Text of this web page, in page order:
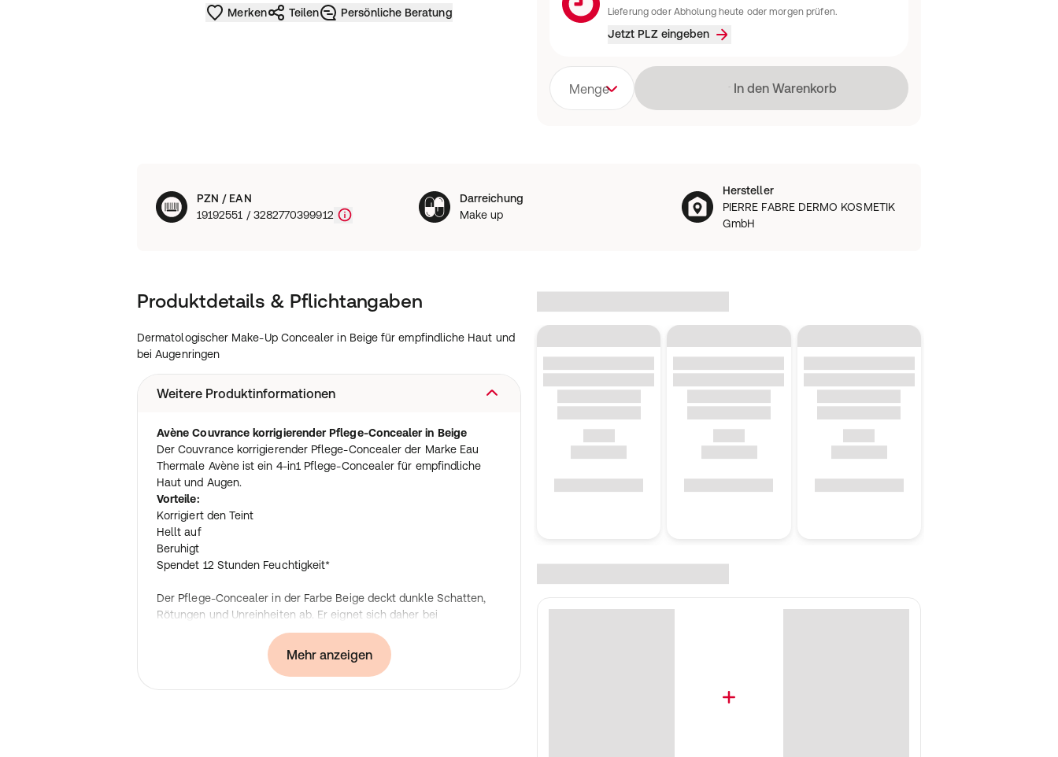
Merken Teilen Persönliche Beratung Lieferung oder Abholung heute oder morgen prüfen.
Jetzt PLZ eingeben
Menge Lädt
In den Warenkorb
PZN / EAN
19192551 / 3282770399912
Darreichung
Make up
Hersteller
PIERRE FABRE DERMO KOSMETIK
GmbH
Produktdetails & Pflichtangaben
Dermatologischer Make-Up Concealer in Beige für empfindliche Haut und
bei Augenringen
Weitere Produktinformationen
Avène Couvrance korrigierender Pflege-Concealer in Beige
Der Couvrance korrigierender Pflege-Concealer der Marke Eau
Thermale Avène ist ein 4-in1 Pflege-Concealer für empfindliche
Haut und Augen.
Vorteile:
Korrigiert den Teint
Hellt auf
Beruhigt
Spendet 12 Stunden Feuchtigkeit*
Der Pflege-Concealer in der Farbe Beige deckt dunkle Schatten,
Rötungen und Unreinheiten ab. Er eignet sich daher bei
Augenringen, Pigmentflecken, Mimikfalten und Narben.
Er kann als Concealer oder Grundierung verwendet werden.
Der Couvrance Pflege-Concealer ist wasser- und
schweißbeständig. Seine Textur ist leicht und cremig, ohne zu
Mehr anzeigen